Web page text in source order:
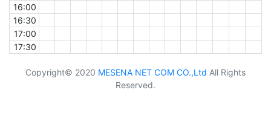
16:00
16:30
17:00
17:30
Copyright© 2020 MESENA NET COM CO.,Ltd All Rights
Reserved.